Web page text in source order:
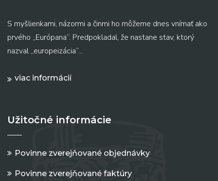
S myšlienkami, názormi a činmi ho môžeme dnes vnímať ako
prvého „Európana“. Predpokladal, že nastane stav, ktorý
nazval „europeizácia“...
viac informácií
Užitočné informácie
Povinne zverejňované objednávky
Povinne zverejňované faktúry